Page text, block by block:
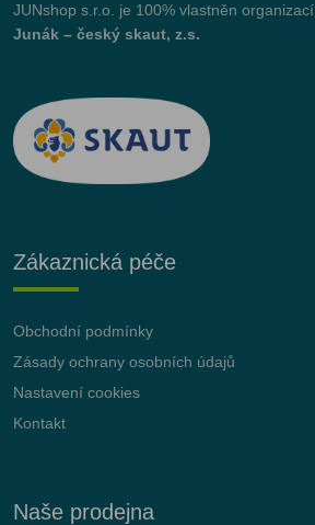
JUNshop s.r.o.
je 100% vlastněn organizací
Junák – český skaut, z.s.
Zákaznická péče
Obchodní podmínky
Zásady ochrany osobních údajů
Nastavení cookies
Kontakt
Naše prodejna